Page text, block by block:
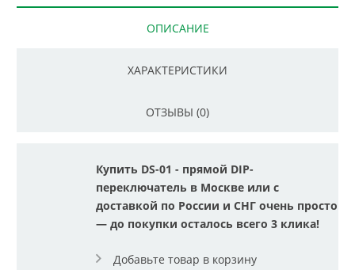
ОПИСАНИЕ
ХАРАКТЕРИСТИКИ
ОТЗЫВЫ (0)
Купить DS-01 - прямой DIP-
переключатель в Москве или с
доставкой по России и СНГ очень просто
— до покупки осталось всего 3 клика!
Добавьте товар в корзину